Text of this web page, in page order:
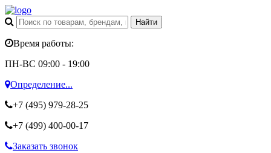
Время работы:
ПН-ВС 09:00 - 19:00
Определение...
+7 (495) 979-28-25
+7 (499) 400-00-17
Заказать звонок